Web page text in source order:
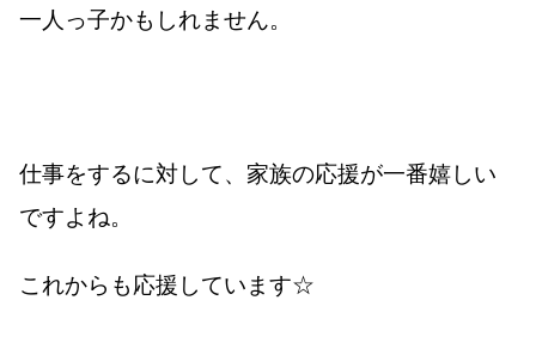
一人っ子かもしれません。
仕事をするに対して、家族の応援が一番嬉しい
ですよね。
これからも応援しています☆